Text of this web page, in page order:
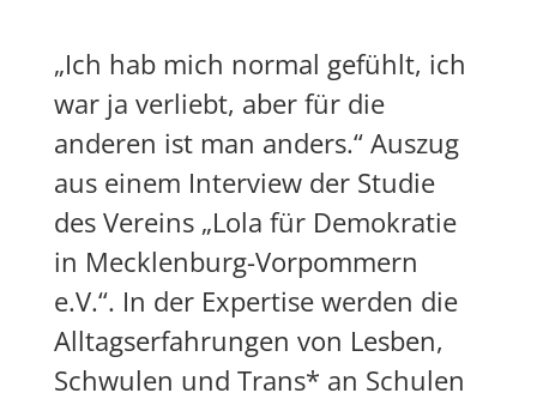
„Ich hab mich normal gefühlt, ich
war ja verliebt, aber für die
anderen ist man anders.“ Auszug
aus einem Interview der Studie
des Vereins „Lola für Demokratie
in Mecklenburg-Vorpommern
e.V.“. In der Expertise werden die
Alltagserfahrungen von Lesben,
Schwulen und Trans* an Schulen